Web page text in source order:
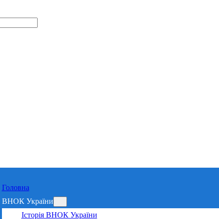
Головна
ВНОК України
Історія ВНОК України